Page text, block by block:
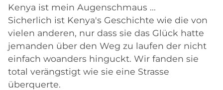
Kenya ist mein Augenschmaus ...
Sicherlich ist Kenya's Geschichte wie die von
vielen anderen, nur dass sie das Glück hatte
jemanden über den Weg zu laufen der nicht
einfach woanders hinguckt. Wir fanden sie
total verängstigt wie sie eine Strasse
überquerte.